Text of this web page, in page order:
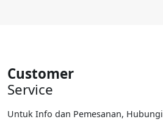
Customer
Service
Untuk Info dan Pemesanan, Hubungi